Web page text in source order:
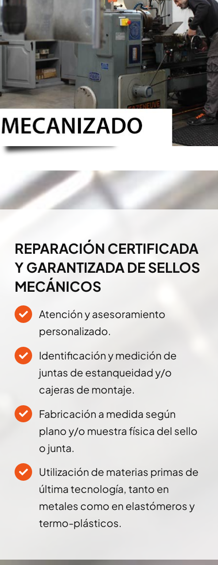
REPARACIÓN CERTIFICADA
Y GARANTIZADA DE SELLOS
MECÁNICOS
Atención y asesoramiento
personalizado.
Identificación y medición de
juntas de estanqueidad y/o
cajeras de montaje.
Fabricación a medida según
plano y/o muestra física del sello
o junta.
Utilización de materias primas de
última tecnología, tanto en
metales como en elastómeros y
termo-plásticos.